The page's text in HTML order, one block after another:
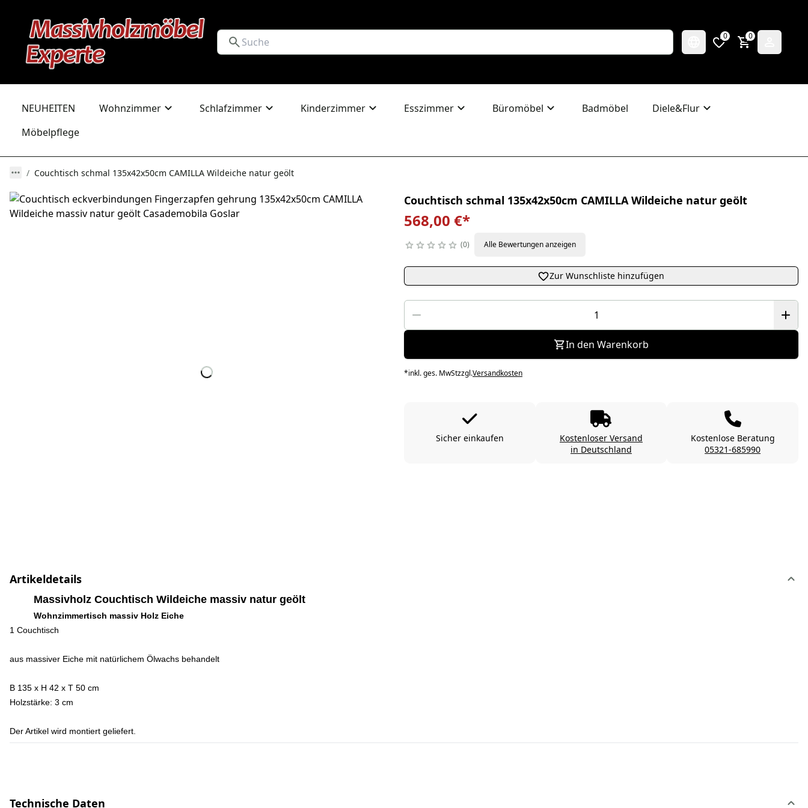
0 0
NEUHEITEN Wohnzimmer Schlafzimmer Kinderzimmer Esszimmer Büromöbel Badmöbel
Diele&Flur
Möbelpflege
Couchtisch schmal 135x42x50cm CAMILLA Wildeiche natur geölt
Couchtisch schmal 135x42x50cm CAMILLA Wildeiche natur geölt
568,00 €*
0 Alle Bewertungen anzeigen
Zur Wunschliste hinzufügen
In den Warenkorb
*inkl. ges. MwStzzgl.Versandkosten
Sicher einkaufen
Kostenloser Versand
in Deutschland
Kostenlose Beratung
05321-685990
Artikeldetails
Massivholz Couchtisch Wildeiche massiv natur geölt
Wohnzimmertisch massiv Holz Eiche
1 Couchtisch
aus massiver Eiche mit natürlichem Ölwachs behandelt
B 135 x H 42 x T 50 cm
Holzstärke: 3 cm
Der Artikel wird montiert geliefert.
Technische Daten